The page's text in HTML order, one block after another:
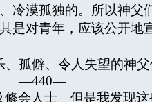
冷漠孤独的。所以神父
是对青年，应该公开地
孤僻、令人失望的神
—440—
会人士。但是我发现